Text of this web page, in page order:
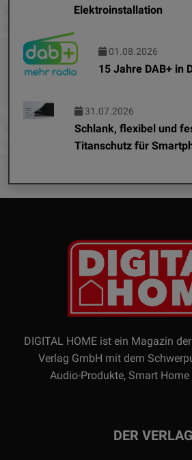
Elektroinstallation
01.08.2026
15 Jahre DAB+ in
31.07.2026
Schlank, flexibel und
Titanschutz für
DIGITAL HOME ist ein Magazin
Verlag GmbH mit dem
Audio-Produkte, Smart
DER VERLAG